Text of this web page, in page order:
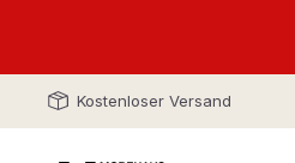
Kostenloser Versand